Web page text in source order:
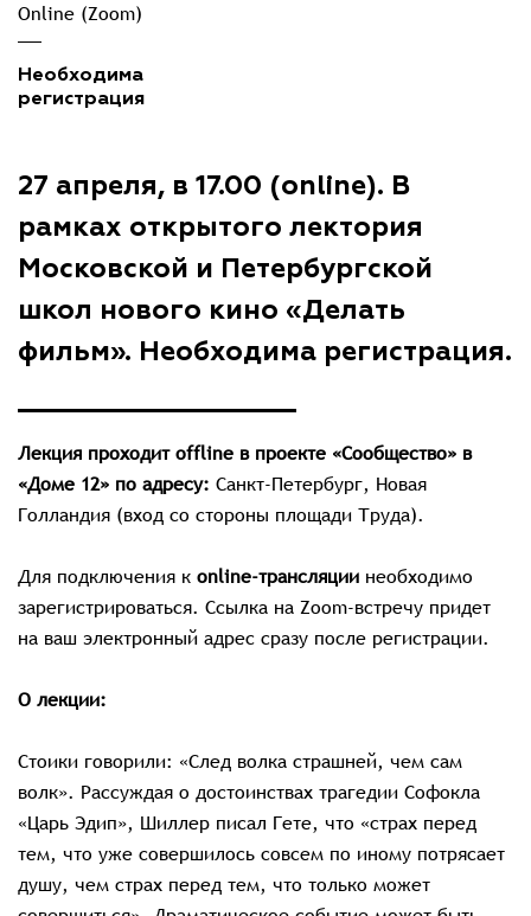
Online (Zoom)
Необходима
регистрация
27 апреля, в 17.00 (online). В
рамках открытого лектория
Московской и Петербургской
школ нового кино «Делать
фильм». Необходима регистрация.
Лекция проходит offline в проекте «Сообщество» в
«Доме 12» по адресу: Санкт-Петербург, Новая
Голландия (вход со стороны площади Труда).
Для подключения к online-трансляции необходимо
зарегистрироваться. Ссылка на Zoom-встречу придет
на ваш электронный адрес сразу после регистрации.
О лекции:
Стоики говорили: «След волка страшней, чем сам
волк». Рассуждая о достоинствах трагедии Софокла
«Царь Эдип», Шиллер писал Гете, что «страх перед
тем, что уже совершилось совсем по иному потрясает
душу, чем страх перед тем, что только может